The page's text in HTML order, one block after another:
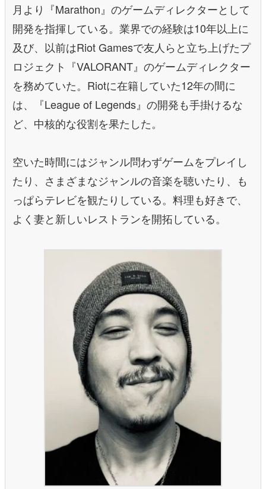
月より『Marathon』のゲームディレクターとして
開発を指揮している。業界での経験は10年以上に
及び、以前はRiot Gamesで友人らと立ち上げたプ
ロジェクト『VALORANT』のゲームディレクター
を務めていた。Riotに在籍していた12年の間に
は、『League of Legends』の開発も手掛けるな
ど、中核的な役割を果たした。
空いた時間にはジャンル問わずゲームをプレイし
たり、さまざまなジャンルの音楽を聴いたり、も
っぱらテレビを観たりしている。料理も好きで、
よく妻と新しいレストランを開拓している。